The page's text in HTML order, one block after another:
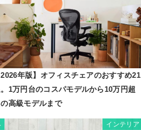
年版】オフィスチェアのおすすめ21
1万円台のコスパモデルから10万円超
高級モデルまで
インテリア